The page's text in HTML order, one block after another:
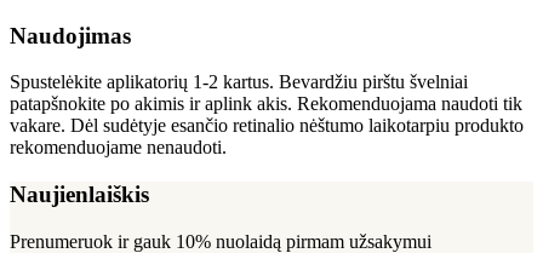
Naudojimas
Spustelėkite aplikatorių 1-2 kartus. Bevardžiu pirštu švelniai
patapšnokite po akimis ir aplink akis. Rekomenduojama naudoti tik
vakare. Dėl sudėtyje esančio retinalio nėštumo laikotarpiu produkto
rekomenduojame nenaudoti.
Naujienlaiškis
Prenumeruok ir gauk 10% nuolaidą pirmam užsakymui